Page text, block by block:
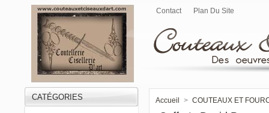
Contact Plan Du Site
CATÉGORIES Accueil > COUTEAUX ET